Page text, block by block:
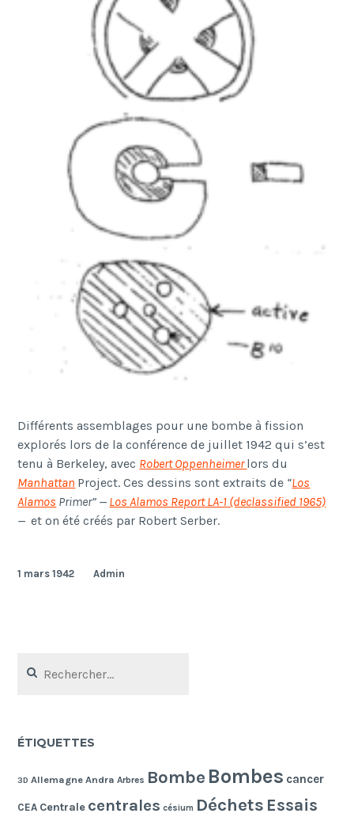
Différents assemblages pour une bombe à fission
explorés lors de la conférence de juillet 1942 qui s’est
tenu à Berkeley, avec Robert Oppenheimerlors du
Manhattan Project.Ces dessins sont extraits de “Los
Alamos Primer” — Los Alamos Report LA-1 (declassified 1965)
— et on été créés par Robert Serber.
1 mars 1942 Admin
ÉTIQUETTES
3D Allemagne Andra Arbres Bombe Bombes cancer
CEA Centrale centrales césium Déchets Essais